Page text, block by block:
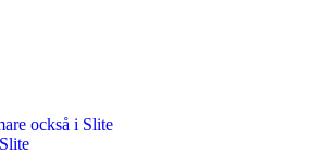
också i Slite